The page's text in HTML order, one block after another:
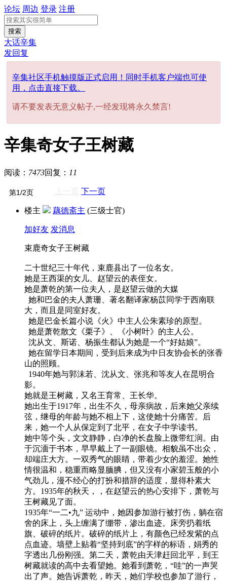
论坛 周边 登录 注册
搜索
大话辛集
发回复
辛集社区手机触摸版正式启用！同时手机客户端也可使
用，点击直接下载。
请不要发表无意义帖子,一经发现将永久禁言!
辛集奇女子王树藏
阅读： 7473回复： 11
下一页
楼主 藕德斋主 (三级士官)
加好友 发消息
束鹿奇女子王树藏
二十世纪三十年代，束鹿县出了一位名女。
她是王西渠的女儿、赵望云的表侄女。
她是萧乾的第一位夫人，是赵望云做的大媒
她和巴金的夫人萧珊、著名翻译家杨苡同学于西南联
大，而且是同室好友。
她是巴金长篇小说《火》中主人公朱素珍的原型。
她是萧乾散文《栗子》、《小树叶》的主人公。
沈从文、斯诺、杨振生都认为她是一个“好姑娘”。
她在留学日本期间，受到后来成为中日友协会长的张香
山的照顾。
1940年她与郭沫若、沈从文、张兆和等友人在昆明合
影。
她就是王树藏，又名王育常、王长华。
她出生于1917年，出生不久，母亲病故，后来她父亲续
弦，继母的年龄与她不相上下，这使她十分痛苦。后
来，她一个人从保定到了北平，在女子中学读书。
她中等个头，文文静静，白净的长盘脸上微带红润。由
于沉湎于书本，早早戴上了一副眼镜。相貌虽不出众，
却端庄大方。一双秀气的眼睛，带着少女的羞涩。她性
情很温和，稳重而略显腼腆，但又没有小家碧玉般的小
气劲儿，漫不经心的打扮和措辞的适度，显得朴素大
方。1935年的秋天，，在赵望云的热心安排下，萧乾与
王树藏见了面。
1935年“一二•九” 运动中，她因参加游行被打伤，躺在宿
舍的床上，头上缠满了绷带，渗出血迹。床旁扔着纸
旗、破碎的纸片。破碎的纸片上，有颜色已经发紫的点
点血迹。墙壁上贴着“坚持到底”的字样的标语，娟秀的
字透出几份刚强。第二天，萧乾由天津赶回北平，到王
树藏就读的高中去看望她。她看到萧乾，“哇”的一声哭
出了声。她告诉萧乾，昨天，她们学校也参加了游行，